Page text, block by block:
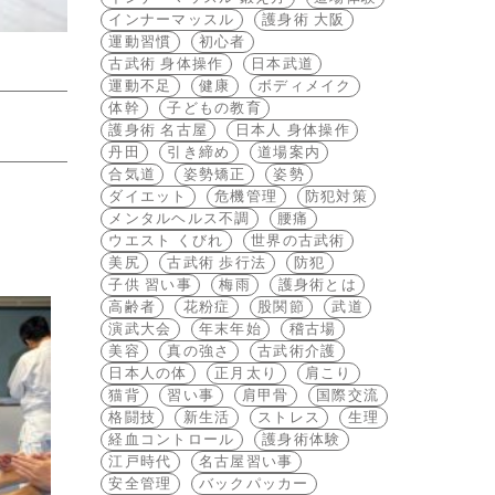
インナーマッスル
護身術 大阪
運動習慣
初心者
古武術 身体操作
日本武道
運動不足
健康
ボディメイク
体幹
子どもの教育
護身術 名古屋
日本人 身体操作
丹田
引き締め
道場案内
合気道
姿勢矯正
姿勢
ダイエット
危機管理
防犯対策
メンタルヘルス不調
腰痛
ウエスト くびれ
世界の古武術
美尻
古武術 歩行法
防犯
子供 習い事
梅雨
護身術とは
高齢者
花粉症 股関節
武道
演武大会
年末年始
稽古場
美容
真の強さ
古武術介護
日本人の体
正月太り
肩こり
猫背
習い事 肩甲骨
国際交流
格闘技
新生活 ストレス
生理
経血コントロール
護身術体験
江戸時代
名古屋習い事
安全管理
バックパッカー